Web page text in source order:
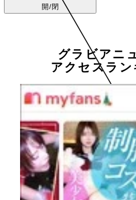
開/閉
グラビアニ
アクセスラ